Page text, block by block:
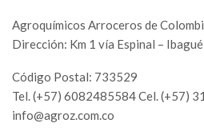
Agroquímicos Arroceros de
Dirección: Km 1 vía Espinal –
Código Postal: 733529
Tel. (+57) 6082485584 Cel. (+57)
info@agroz.com.co